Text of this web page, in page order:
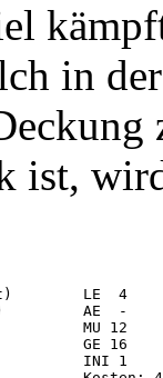
in
ist,
LE  4
AE  -
MU 12
GE 16
INI 1